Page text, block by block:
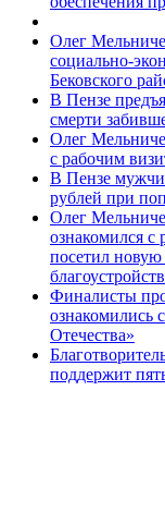
Олег
социально-
Бековского
В Пензе
смерти
Олег
с рабочим
В Пензе
рублей при
Олег
ознакомился с
посетил новую
Финалисты
ознакомились
Отечества»
поддержит